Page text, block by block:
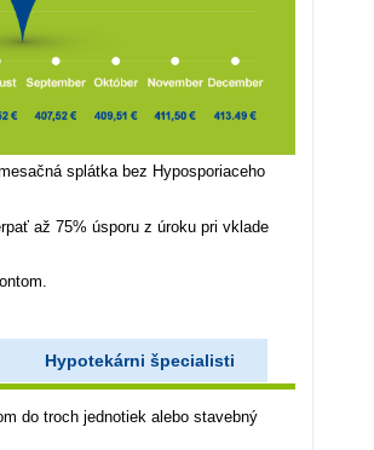
splátka bez Hyposporiaceho
až 75% úsporu z úroku pri vklade
Hypotekárni špecialisti
do troch jednotiek alebo stavebný